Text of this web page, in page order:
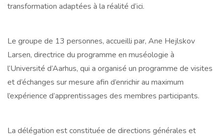
transformation adaptées à la réalité d’ici.
Le groupe de 13 personnes, accueilli par, Ane Hejlskov
Larsen, directrice du programme en muséologie à
l’Université d’Aarhus, qui a organisé un programme de visites
et d’échanges sur mesure afin d’enrichir au maximum
l’expérience d’apprentissages des membres participants.
La délégation est constituée de directions générales et